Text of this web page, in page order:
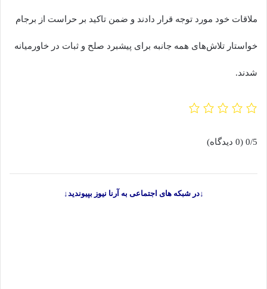
ملاقات خود مورد توجه قرار دادند و ضمن تاکید بر حراست از برجام
خواستار تلاش‌های همه جانبه برای پیشبرد صلح و ثبات در خاورمیانه
شدند.
0/5 (0 دیدگاه)
↓در شبکه های اجتماعی به آرنا نیوز بپیوندید↓